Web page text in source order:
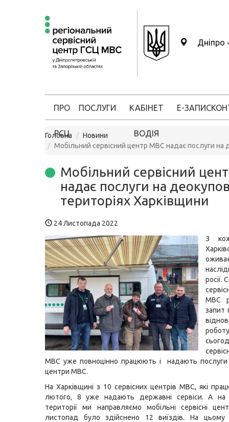
Дніпро
ПРО
РСЦ
ПОСЛУГИ КАБІНЕТ
ВОДІЯ
Е-ЗАПИС
Головна
Новини
Мобільний сервісний центр МВС надає послуги на
Мобільний сервісний
надає послуги на
територіях Харківщини
24 Листопада 2022
З
росії.
МВС
запит
МВС уже повноцінно працюють і надають послуги
центри МВС.
На Харківщині з 10 сервісних центрів МВС, які
лютого, 8 уже надають державні сервіси. А на
території ми направляємо мобільні сервісні
листопад було здійснено 12 виїздів. На